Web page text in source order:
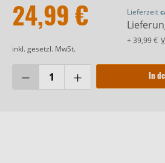
24,99 €
inkl. gesetzl. MwSt.
Lieferzeit
+ 39,99 €
In